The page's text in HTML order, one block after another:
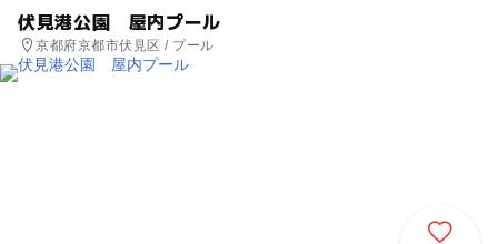
伏見港公園 屋内プール
京都府京都市伏見区 / プール